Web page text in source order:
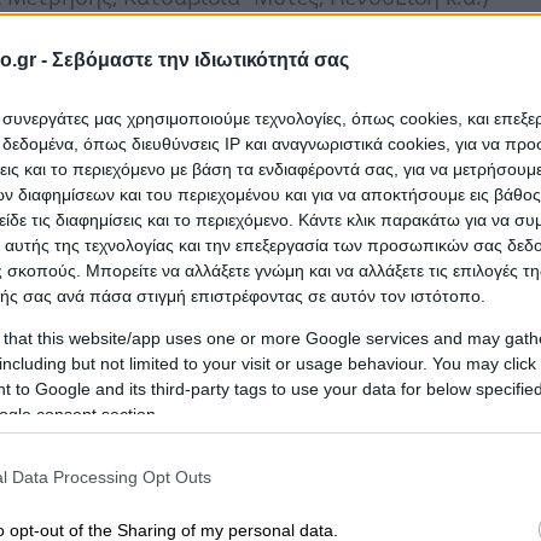
- Σεβόμαστε την ιδιωτικότητά σας
συνεργάτες μας χρησιμοποιούμε τεχνολογίες, όπως cookies, και
όπως διευθύνσεις IP και αναγνωριστικά cookies, για να
και το περιεχόμενο με βάση τα ενδιαφέροντά σας, για να
διαφημίσεων και του περιεχομένου και για να αποκτήσουμε εις
τις διαφημίσεις και το περιεχόμενο. Κάντε κλικ παρακάτω για να
της τεχνολογίας και την επεξεργασία των προσωπικών σας
Μπορείτε να αλλάξετε γνώμη και να αλλάξετε τις επιλογές
σας ανά πάσα στιγμή επιστρέφοντας σε αυτόν τον ιστότοπο.
that this website/app uses one or more Google services and may
but not limited to your visit or usage behaviour. You may
to Google and its third-party tags to use your data for below
consent section.
Data Processing Opt Outs
opt-out of the Sharing of my personal data.
Εργαλειων,Service Γεωργικων Αγροτικων
Ηλεκτρικη Σκουπα Ηλεκτρικες Σκουπες Karcher,
Μηχανηματα Μηχανηματων,Γεννητρια
Ποτισμα,Μασκες Προστασιας,Σκαπτικα
Μπαταριων Αυτοκινητου,Makita Viking